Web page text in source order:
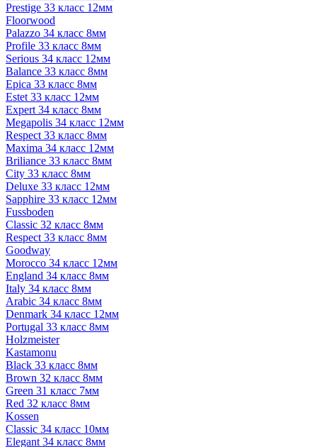
Prestige 33 класс 12мм
Floorwood
Palazzo 34 класс 8мм
Profile 33 класс 8мм
Serious 34 класс 12мм
Balance 33 класс 8мм
Epica 33 класс 8мм
Estet 33 класс 12мм
Expert 34 класс 8мм
Megapolis 34 класс 12мм
Respect 33 класс 8мм
Maxima 34 класс 12мм
Briliance 33 класс 8мм
City 33 класс 8мм
Deluxe 33 класс 12мм
Sapphire 33 класс 12мм
Fussboden
Classic 32 класс 8мм
Respect 33 класс 8мм
Goodway
Morocco 34 класс 12мм
England 34 класс 8мм
Italy 34 класс 8мм
Arabic 34 класс 8мм
Denmark 34 класс 12мм
Portugal 33 класс 8мм
Holzmeister
Kastamonu
Black 33 класс 8мм
Brown 32 класс 8мм
Green 31 класс 7мм
Red 32 класс 8мм
Kossen
Classic 34 класс 10мм
Elegant 34 класс 8мм